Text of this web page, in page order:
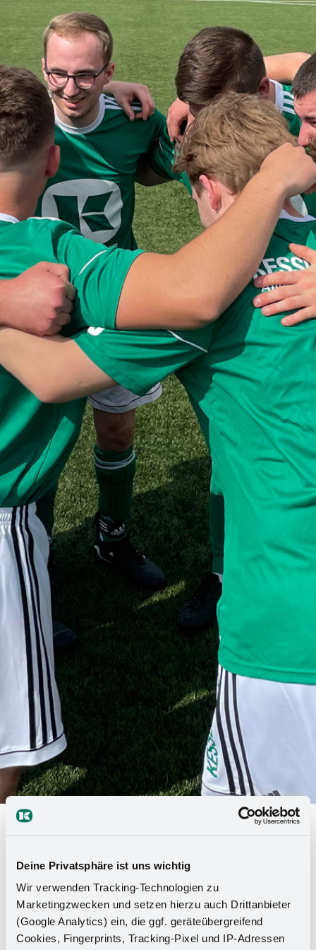
Deine Privatsphäre ist uns wichtig
Wir verwenden Tracking-Technologien zu
Marketingzwecken und setzen hierzu auch Drittanbieter
(Google Analytics) ein, die ggf. geräteübergreifend
Cookies, Fingerprints, Tracking-Pixel und IP-Adressen
Azubi-Cup 2022 - Kesseböhmer
Finalmente era es giunto es ! Dopo una pausa di
due anni dovuta al coronavirus, il 10 giugno 2022
si è svolta la Harting Azubi Cup presso il campo
dell'FC Preußen-Espelkamp. Otto aziende